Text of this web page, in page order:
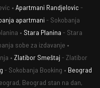
• Apartmani Randjelovic -
apartmani - Sokobanja
• Stara Planina - Stara
sobe za izdavanje •
• Zlatibor Smeštaj - Zlatibor
- Sokobanja Booking • Beograd
Beograd stan na dan,